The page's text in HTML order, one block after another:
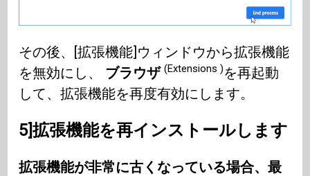
その後、[拡張機能]ウィ​​ンドウから拡張機能
を無効にし、 ブラウザ(Extensions )を再起動
して、拡張機能を再度有効にします。
5]拡張機能を再インストールします
拡張機能が非常に古くなっている場合、最